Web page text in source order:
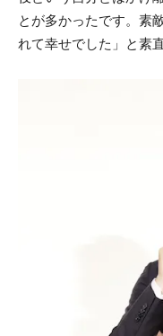
とが多かったです。素
れて幸せでした」と素